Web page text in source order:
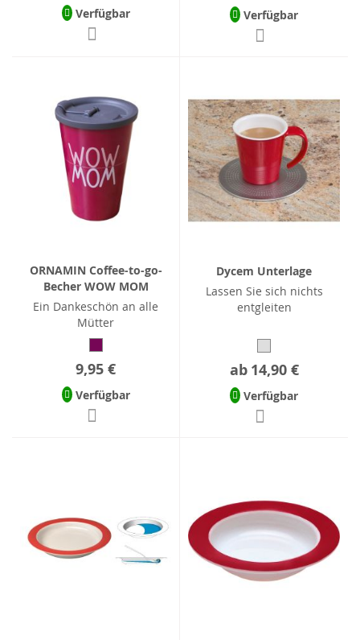
Verfügbar Verfügbar
ORNAMIN Coffee-to-go-
Becher WOW MOM
Ein Dankeschön an alle
Mütter
9,95 €
Verfügbar
Dycem Unterlage
Lassen Sie sich nichts
entgleiten
ab 14,90 €
Verfügbar